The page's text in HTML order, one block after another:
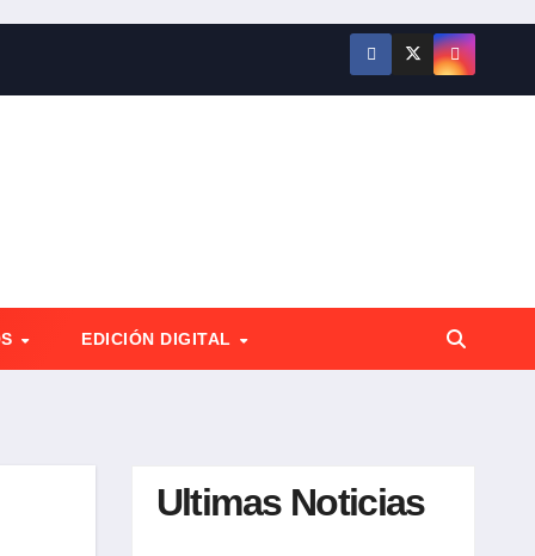
EDICIÓN DIGITAL
Ultimas Noticias